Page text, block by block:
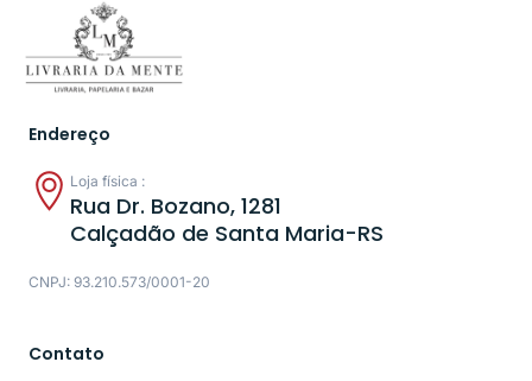
Endereço
Loja física :
Rua Dr. Bozano, 1281
Calçadão de Santa Maria-RS
CNPJ: 93.210.573/0001-20
Contato